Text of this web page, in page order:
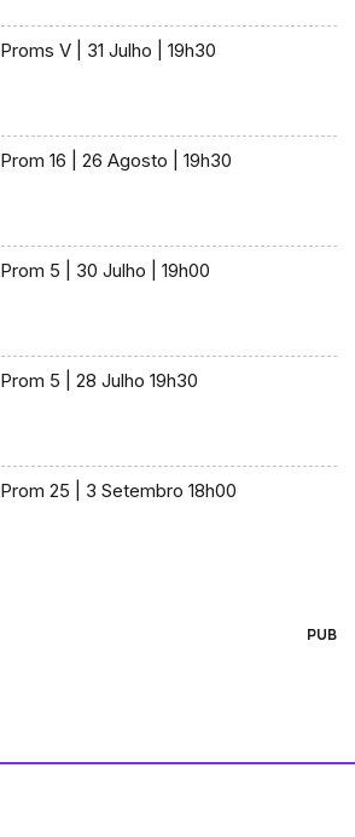
Proms V | 31 Julho | 19h30
Prom 16 | 26 Agosto | 19h30
Prom 5 | 30 Julho | 19h00
Prom 5 | 28 Julho 19h30
Prom 25 | 3 Setembro 18h00
PUB